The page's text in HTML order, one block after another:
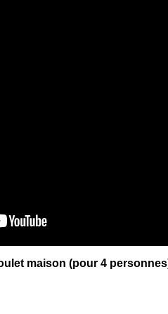
maison (pour 4